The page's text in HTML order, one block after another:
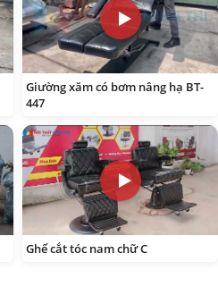
Giường xăm có bơm nâng hạ BT-
447
Ghế cắt tóc nam chữ C